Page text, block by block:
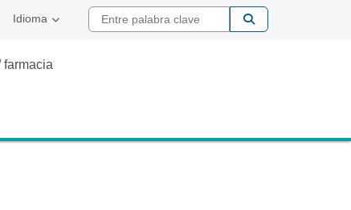
Idioma Entre palabra
farmacia